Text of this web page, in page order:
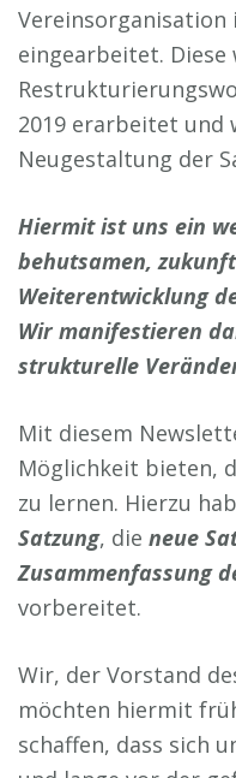
Vereinsorganisation
eingearbeitet. Diese
2019 erarbeitet und
Neugestaltung der
Hiermit ist uns ein
behutsamen,
Weiterentwicklung
Wir manifestieren
strukturelle
Mit diesem
Möglichkeit bieten,
zu lernen. Hierzu
Satzung, die neue
Zusammenfassung
vorbereitet.
Wir, der Vorstand
möchten hiermit
schaffen, dass sich